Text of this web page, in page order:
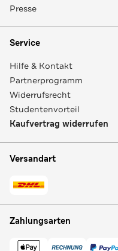
Presse
Service
Hilfe & Kontakt
Partnerprogramm
Widerrufsrecht
Studentenvorteil
Kaufvertrag widerrufen
Versandart
Zahlungsarten